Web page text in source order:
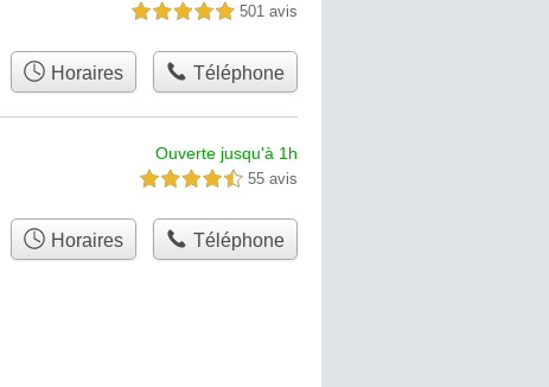
5,0 étoiles sur 5 501 avis
Horaires Téléphone
Ouverte jusqu'à 1h
4,5 étoiles sur 5 55 avis
Horaires Téléphone